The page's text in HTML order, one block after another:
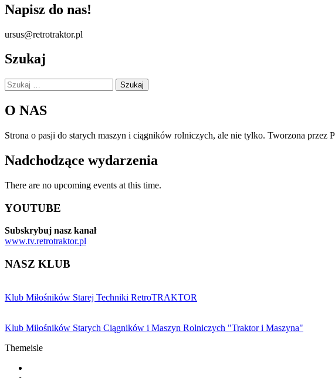
Napisz do nas!
ursus@retrotraktor.pl
Szukaj
Szukaj:
O NAS
Strona o pasji do starych maszyn i ciągników rolniczych, ale nie tylko. Tworzona przez
Nadchodzące wydarzenia
There are no upcoming events at this time.
YOUTUBE
Subskrybuj nasz kanał
www.tv.retrotraktor.pl
NASZ KLUB
Klub Miłośników Starej Techniki RetroTRAKTOR
Klub Miłośników Starych Ciągników i Maszyn Rolniczych "Traktor i Maszyna"
Themeisle
Drugie